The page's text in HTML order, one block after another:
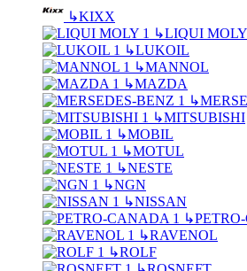
↳KIXX
↳LIQUI MOLY
↳LUKOIL
↳MANNOL
↳MAZDA
↳
↳MITSUBISHI
↳MOBIL
↳MOTUL
↳NESTE
↳NGN
↳NISSAN
↳
↳RAVENOL
↳ROLF